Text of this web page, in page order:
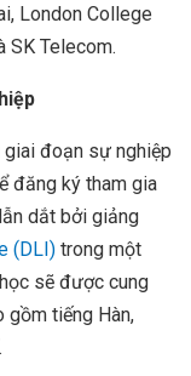
London College
SK Telecom.
giai đoạn sự nghiệp
đăng ký tham gia
dắt bởi giảng
(DLI) trong một
sẽ được cung
gồm tiếng Hàn,